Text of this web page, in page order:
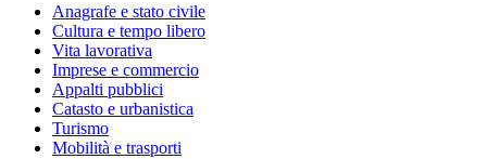
Anagrafe e stato civile
Cultura e tempo libero
Vita lavorativa
Imprese e commercio
Appalti pubblici
Catasto e urbanistica
Turismo
Mobilità e trasporti